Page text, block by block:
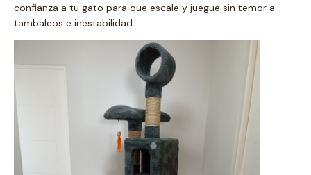
confianza a tu gato para que escale y juegue sin temor a
tambaleos e inestabilidad.